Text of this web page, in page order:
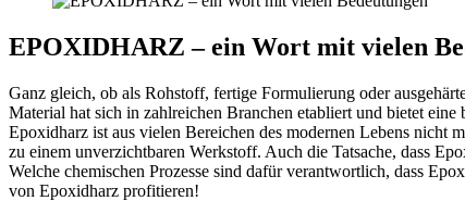
EPOXIDHARZ – ein Wort mit vielen
Ganz gleich, ob als Rohstoff, fertige Formulierung oder
Material hat sich in zahlreichen Branchen etabliert und bietet
Epoxidharz ist aus vielen Bereichen des modernen Lebens nicht
zu einem unverzichtbaren Werkstoff. Auch die Tatsache, dass
Welche chemischen Prozesse sind dafür verantwortlich, dass
von Epoxidharz profitieren!